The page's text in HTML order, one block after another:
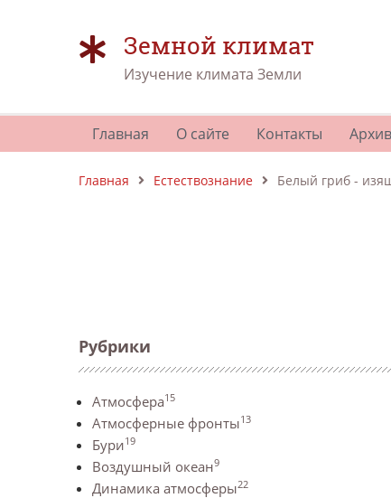
Земной климат
Изучение климата Земли
Главная О сайте Контакты Архив
Главная Естествознание Белый гриб -
Рубрики
Атмосфера15
Атмосферные фронты13
Бури19
Воздушный океан9
Динамика атмосферы22